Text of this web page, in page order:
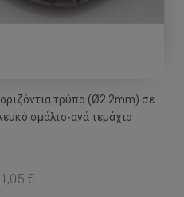
τρύπα (Ø2.2mm) σε
σμάλτο-ανά τεμάχιο
1,05 €